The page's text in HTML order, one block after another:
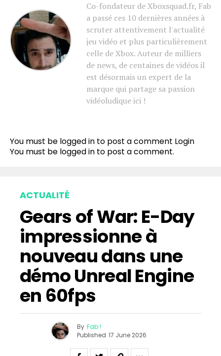
Co-fondateur de Xboxsquad.fr, Fab
a passé ces 10 dernières années à
scruter attentivement l'actualité
jeu vidéo et plus particulièrement
celle de Xbox. Auteur de milliers
de news, de centaines de vidéos il
est désormais un expert de la
marque qui partage sa passion
vidéoludique ici !
You must be logged in to post a comment Login
You must be logged in to post a comment.
ACTUALITÉ
Gears of War: E-Day
impressionne à
nouveau dans une
démo Unreal Engine
en 60fps
By Fab !
Published 17 June 2026